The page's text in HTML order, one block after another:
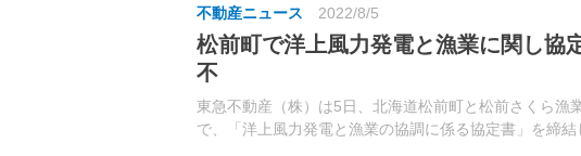
不動産ニュース 2022/8/5
松前町で洋上風力発電と漁業に関し協
不
東急不動産（株）は5日、北海道松前町と松前さくら漁
で、「洋上風力発電と漁業の協調に係る協定書」を締結